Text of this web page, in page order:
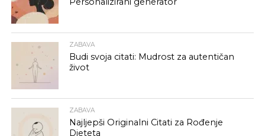
ZABAVA
Budi svoja citati: Mudrost za autentičan
život
ZABAVA
Najljepši Originalni Citati za Rođenje
Djeteta